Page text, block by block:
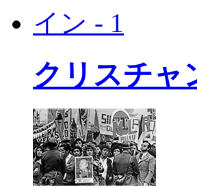
クリスチャ